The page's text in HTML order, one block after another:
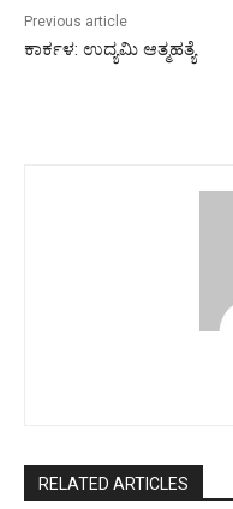
Previous article
ಕಾರ್ಕಳ: ಉದ್ಯಮಿ ಆತ್ಮಹತ್ಯೆ
RELATED ARTICLES